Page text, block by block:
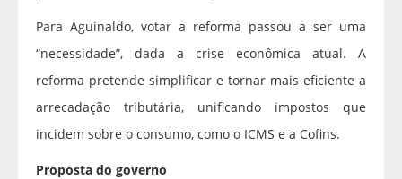
Para Aguinaldo, votar a reforma passou a ser uma
“necessidade”, dada a crise econômica atual. A
reforma pretende simplificar e tornar mais eficiente a
arrecadação tributária, unificando impostos que
incidem sobre o consumo, como o ICMS e a Cofins.
Proposta do governo